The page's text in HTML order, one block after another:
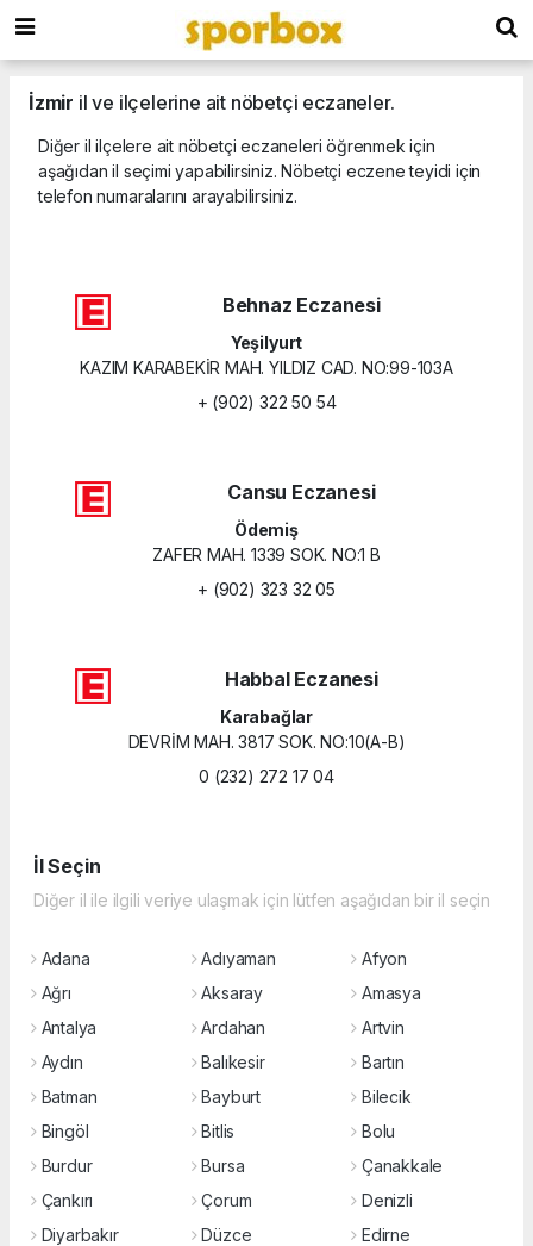
İzmir il ve ilçelerine ait nöbetçi eczaneler.
Diğer il ilçelere ait nöbetçi eczaneleri öğrenmek için
aşağıdan il seçimi yapabilirsiniz. Nöbetçi eczene teyidi için
telefon numaralarını arayabilirsiniz.
Behnaz Eczanesi
Yeşilyurt
KAZIM KARABEKİR MAH. YILDIZ CAD. NO:99-103A
+ (902) 322 50 54
Cansu Eczanesi
Ödemiş
ZAFER MAH. 1339 SOK. NO:1 B
+ (902) 323 32 05
Habbal Eczanesi
Karabağlar
DEVRİM MAH. 3817 SOK. NO:10(A-B)
0 (232) 272 17 04
İl Seçin
Diğer il ile ilgili veriye ulaşmak için lütfen aşağıdan bir il seçin
Adana Adıyaman
Afyon
Ağrı
Aksaray
Amasya
Antalya
Ardahan
Artvin
Aydın
Balıkesir
Bartın
Batman
Bayburt
Bilecik
Bingöl
Bitlis
Bolu
Burdur
Bursa
Çanakkale
Çankırı
Çorum
Denizli
Diyarbakır
Düzce
Edirne